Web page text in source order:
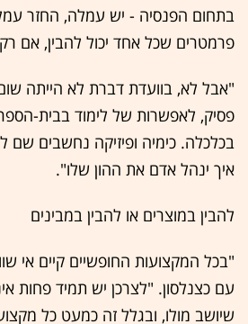
בתחום הפנסיה - יש עמלה, החזר
פרמטרים שכל אחד יכול להבין, אם רק
"אבל לא, בוועדת דברת לא הייתה
פסיק, לאפשרות של לימוד בבית-
בכלכלה. כימיה ופיזיקה נחשבים שם
איך ינהל אדם את ההון שלו".
להבין במוצרים או להבין במבינים
"בכל המקצועות החופשיים קיים אי
עם כצנלסון. "לצרכן יש תמיד פחות
שיושב מולו, ובגלל זה כמעט כל